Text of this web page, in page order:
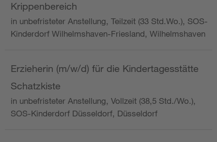
Krippenbereich
in unbefristeter Anstellung, Teilzeit (33 Std.Wo.), SOS-
Kinderdorf Wilhelmshaven-Friesland, Wilhelmshaven
Erzieherin (m/w/d) für die Kindertagesstätte
Schatzkiste
in unbefristeter Anstellung, Vollzeit (38,5 Std./Wo.),
SOS-Kinderdorf Düsseldorf, Düsseldorf